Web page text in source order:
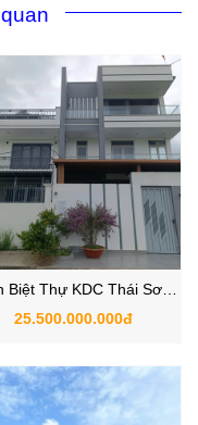
Biệt Thự KDC Thái Sơn
Nhà Bè ,TPHCM
25.500.000.000đ